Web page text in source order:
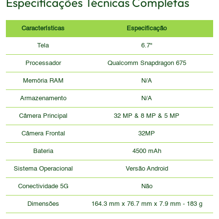
Características Especificação
Tela 6.7"
Processador Qualcomm Snapdragon 675
Memória RAM N/A
Armazenamento N/A
Câmera Principal 32 MP & 8 MP & 5 MP
Câmera Frontal 32MP
Bateria 4500 mAh
Sistema Operacional Versão Android
Conectividade 5G Não
Dimensões 164.3 mm x 76.7 mm x 7.9 mm - 183 g